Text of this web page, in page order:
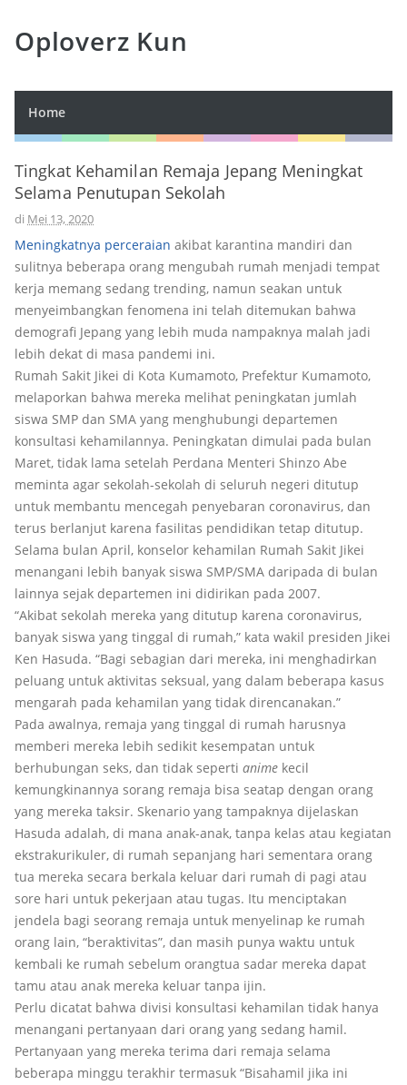
Oploverz Kun
Home
Tingkat Kehamilan Remaja Jepang Meningkat
Selama Penutupan Sekolah
di Mei 13, 2020
Meningkatnya perceraian akibat karantina mandiri dan
sulitnya beberapa orang mengubah rumah menjadi tempat
kerja memang sedang trending, namun seakan untuk
menyeimbangkan fenomena ini telah ditemukan bahwa
demografi Jepang yang lebih muda nampaknya malah jadi
lebih dekat di masa pandemi ini.
Rumah Sakit Jikei di Kota Kumamoto, Prefektur Kumamoto,
melaporkan bahwa mereka melihat peningkatan jumlah
siswa SMP dan SMA yang menghubungi departemen
konsultasi kehamilannya. Peningkatan dimulai pada bulan
Maret, tidak lama setelah Perdana Menteri Shinzo Abe
meminta agar sekolah-sekolah di seluruh negeri ditutup
untuk membantu mencegah penyebaran coronavirus, dan
terus berlanjut karena fasilitas pendidikan tetap ditutup.
Selama bulan April, konselor kehamilan Rumah Sakit Jikei
menangani lebih banyak siswa SMP/SMA daripada di bulan
lainnya sejak departemen ini didirikan pada 2007.
“Akibat sekolah mereka yang ditutup karena coronavirus,
banyak siswa yang tinggal di rumah,” kata wakil presiden Jikei
Ken Hasuda. “Bagi sebagian dari mereka, ini menghadirkan
peluang untuk aktivitas seksual, yang dalam beberapa kasus
mengarah pada kehamilan yang tidak direncanakan.”
Pada awalnya, remaja yang tinggal di rumah harusnya
memberi mereka lebih sedikit kesempatan untuk
berhubungan seks, dan tidak seperti anime kecil
kemungkinannya sorang remaja bisa seatap dengan orang
yang mereka taksir. Skenario yang tampaknya dijelaskan
Hasuda adalah, di mana anak-anak, tanpa kelas atau kegiatan
ekstrakurikuler, di rumah sepanjang hari sementara orang
tua mereka secara berkala keluar dari rumah di pagi atau
sore hari untuk pekerjaan atau tugas. Itu menciptakan
jendela bagi seorang remaja untuk menyelinap ke rumah
orang lain, “beraktivitas”, dan masih punya waktu untuk
kembali ke rumah sebelum orangtua sadar mereka dapat
tamu atau anak mereka keluar tanpa ijin.
Perlu dicatat bahwa divisi konsultasi kehamilan tidak hanya
menangani pertanyaan dari orang yang sedang hamil.
Pertanyaan yang mereka terima dari remaja selama
beberapa minggu terakhir termasuk “Bisahamil jika ini